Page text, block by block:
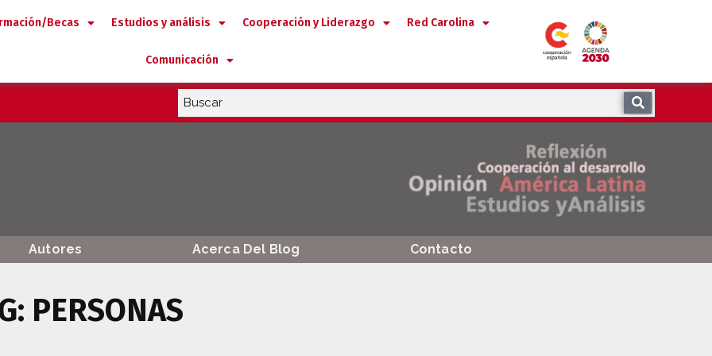
Becas Estudios y análisis Cooperación y Liderazgo Red Carolina
Comunicación
Autores Acerca Del Blog Contacto
PERSONAS